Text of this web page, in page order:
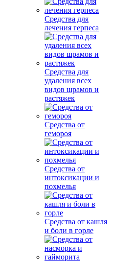
Средства для
лечения герпеса
Средства для
удаления всех
видов шрамов и
растяжек
Средства от
гемороя
Средства от
интоксикации и
похмелья
Средства от кашля
и боли в горле